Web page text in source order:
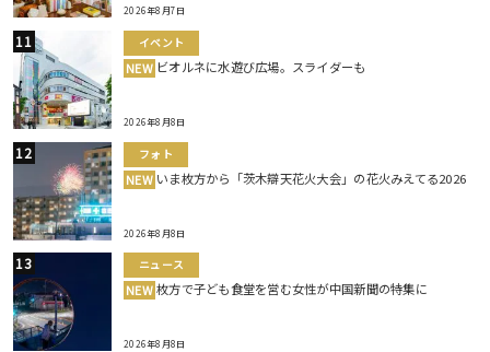
2026年8月7日
イベント
NEW ビオルネに水遊び広場。スライダーも
2026年8月8日
フォト
NEW いま枚方から「茨木辯天花火大会」の花火みえてる2026
2026年8月8日
ニュース
NEW 枚方で子ども食堂を営む女性が中国新聞の特集に
2026年8月8日